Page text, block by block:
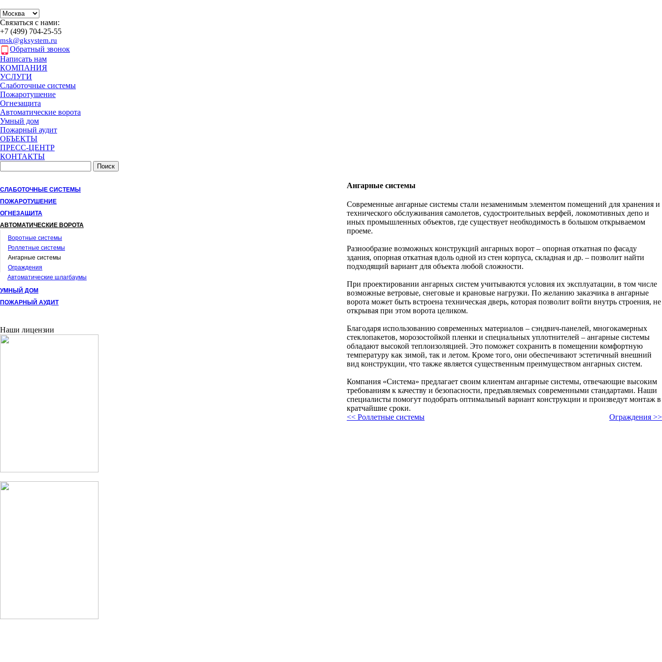
Связаться с нами:
+7 (499) 704-25-55
msk@gksystem.ru
Обратный звонок
Написать нам
КОМПАНИЯ
УСЛУГИ
Слаботочные системы
Пожаротушение
Огнезащита
Автоматические ворота
Умный дом
Пожарный аудит
ОБЪЕКТЫ
ПРЕСС-ЦЕНТР
КОНТАКТЫ
СЛАБОТОЧНЫЕ СИСТЕМЫ
ПОЖАРОТУШЕНИЕ
ОГНЕЗАЩИТА
АВТОМАТИЧЕСКИЕ ВОРОТА
Воротные системы
Роллетные системы
Ангарные системы
Ограждения
Автоматические шлагбаумы
УМНЫЙ ДОМ
ПОЖАРНЫЙ АУДИТ
Наши лицензии
Ангарные системы
Современные ангарные системы стали незаменимым элементом помещений для хранения и
технического обслуживания самолетов, судостроительных верфей, локомотивных депо и
иных промышленных объектов, где существует необходимость в большом открываемом
проеме.
Разнообразие возможных конструкций ангарных ворот – опорная откатная по фасаду
здания, опорная откатная вдоль одной из стен корпуса, складная и др. – позволит найти
подходящий вариант для объекта любой сложности.
При проектировании ангарных систем учитываются условия их эксплуатации, в том числе
возможные ветровые, снеговые и крановые нагрузки. По желанию заказчика в ангарные
ворота может быть встроена техническая дверь, которая позволит войти внутрь строения, не
открывая при этом ворота целиком.
Благодаря использованию современных материалов – сэндвич-панелей, многокамерных
стеклопакетов, морозостойкой пленки и специальных уплотнителей – ангарные системы
обладают высокой теплоизоляцией. Это поможет сохранить в помещении комфортную
температуру как зимой, так и летом. Кроме того, они обеспечивают эстетичный внешний
вид конструкции, что также является существенным преимуществом ангарных систем.
Компания «Система» предлагает своим клиентам ангарные системы, отвечающие высоким
требованиям к качеству и безопасности, предъявляемых современными стандартами. Наши
специалисты помогут подобрать оптимальный вариант конструкции и произведут монтаж в
кратчайшие сроки.
<< Роллетные системы
Ограждения >>